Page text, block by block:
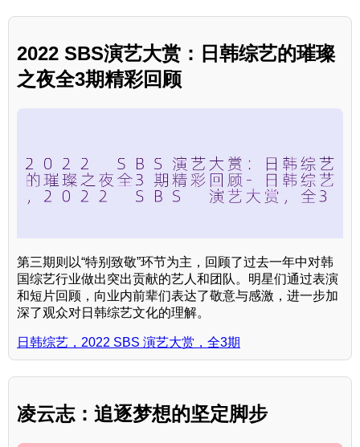
2022 SBS演艺大赏：日韩综艺的璀璨
之夜全3期精彩回顾
第三期则以“特别致敬”环节为主，回顾了过去一年中对韩
国综艺行业做出突出贡献的艺人和团队。明星们通过表演
和短片回顾，向业内前辈们表达了敬意与感激，进一步加
深了观众对日韩综艺文化的理解。
日韩综艺，2022 SBS 演艺大赏，全3期
凌云志：追逐梦想的坚定脚步